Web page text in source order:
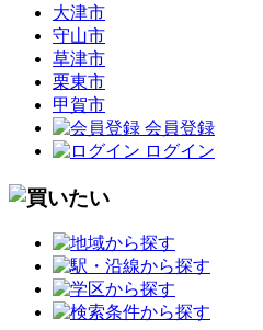
大津市
守山市
草津市
栗東市
甲賀市
会員登録
ログイン